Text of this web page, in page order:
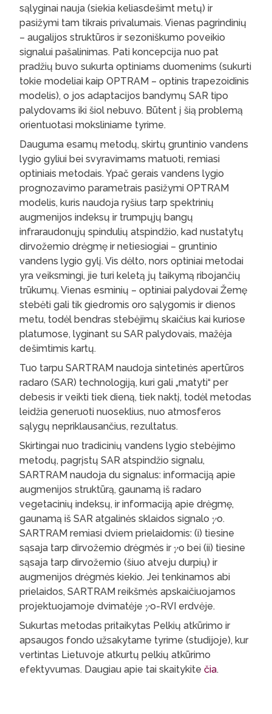
sąlyginai nauja (siekia keliasdešimt metų) ir
pasižymi tam tikrais privalumais. Vienas pagrindinių
– augalijos struktūros ir sezoniškumo poveikio
signalui pašalinimas. Pati koncepcija nuo pat
pradžių buvo sukurta optiniams duomenims (sukurti
tokie modeliai kaip OPTRAM – optinis trapezoidinis
modelis), o jos adaptacijos bandymų SAR tipo
palydovams iki šiol nebuvo. Būtent į šią problemą
orientuotasi moksliniame tyrime.
Dauguma esamų metodų, skirtų gruntinio vandens
lygio gyliui bei svyravimams matuoti, remiasi
optiniais metodais. Ypač gerais vandens lygio
prognozavimo parametrais pasižymi OPTRAM
modelis, kuris naudoja ryšius tarp spektrinių
augmenijos indeksų ir trumpųjų bangų
infraraudonųjų spindulių atspindžio, kad nustatytų
dirvožemio drėgmę ir netiesiogiai – gruntinio
vandens lygio gylį. Vis dėlto, nors optiniai metodai
yra veiksmingi, jie turi keletą jų taikymą ribojančių
trūkumų. Vienas esminių – optiniai palydovai Žemę
stebėti gali tik giedromis oro sąlygomis ir dienos
metu, todėl bendras stebėjimų skaičius kai kuriose
platumose, lyginant su SAR palydovais, mažėja
dešimtimis kartų.
Tuo tarpu SARTRAM naudoja sintetinės apertūros
radaro (SAR) technologiją, kuri gali „matyti“ per
debesis ir veikti tiek dieną, tiek naktį, todėl metodas
leidžia generuoti nuoseklius, nuo atmosferos
sąlygų nepriklausančius, rezultatus.
Skirtingai nuo tradicinių vandens lygio stebėjimo
metodų, pagrįstų SAR atspindžio signalu,
SARTRAM naudoja du signalus: informaciją apie
augmenijos struktūrą, gaunamą iš radaro
vegetacinių indeksų, ir informaciją apie drėgmę,
gaunamą iš SAR atgalinės sklaidos signalo 𝛾o.
SARTRAM remiasi dviem prielaidomis: (i) tiesine
sąsaja tarp dirvožemio drėgmės ir 𝛾o bei (ii) tiesine
sąsaja tarp dirvožemio (šiuo atveju durpių) ir
augmenijos drėgmės kiekio. Jei tenkinamos abi
prielaidos, SARTRAM reikšmės apskaičiuojamos
projektuojamoje dvimatėje 𝛾o-RVI erdvėje.
Sukurtas metodas pritaikytas Pelkių atkūrimo ir
apsaugos fondo užsakytame tyrime (studijoje), kur
vertintas Lietuvoje atkurtų pelkių atkūrimo
efektyvumas. Daugiau apie tai skaitykite čia.